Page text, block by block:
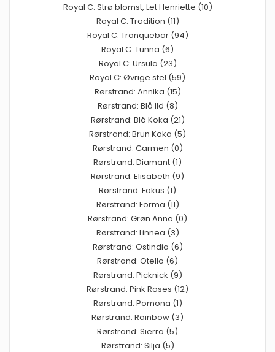
Royal C: Strø blomst, Let Henriette (10)
Royal C: Tradition (11)
Royal C: Tranquebar (94)
Royal C: Tunna (6)
Royal C: Ursula (23)
Royal C: Øvrige stel (59)
Rørstrand: Annika (15)
Rørstrand: Blå Ild (8)
Rørstrand: Blå Koka (21)
Rørstrand: Brun Koka (5)
Rørstrand: Carmen (0)
Rørstrand: Diamant (1)
Rørstrand: Elisabeth (9)
Rørstrand: Fokus (1)
Rørstrand: Forma (11)
Rørstrand: Grøn Anna (0)
Rørstrand: Linnea (3)
Rørstrand: Ostindia (6)
Rørstrand: Otello (6)
Rørstrand: Picknick (9)
Rørstrand: Pink Roses (12)
Rørstrand: Pomona (1)
Rørstrand: Rainbow (3)
Rørstrand: Sierra (5)
Rørstrand: Silja (5)